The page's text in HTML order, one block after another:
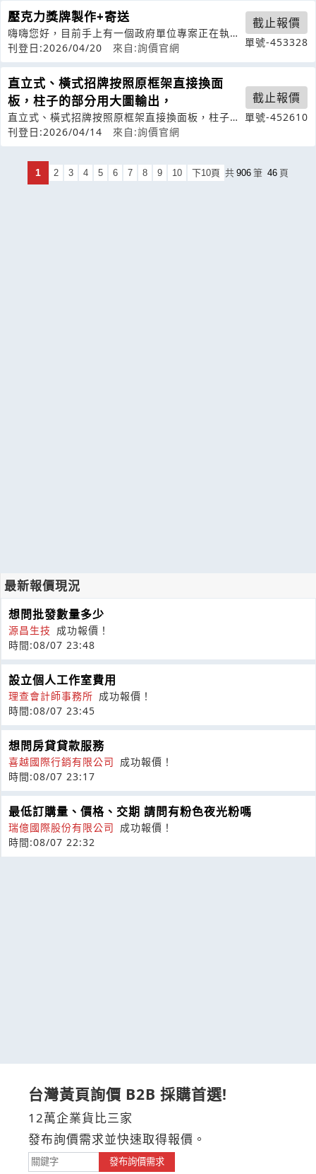
壓克力獎牌製作+寄送
嗨嗨您好，目前手上有一個政府單位專案正在執
行，其中有一個項目會需要製作客制化獎牌
刊登日:2026/04/20 來自:詢價官網
截止報價
單號-453328
直立式、橫式招牌按照原框架直接換面
板，柱子的部分用大圖輸出，
直立式、橫式招牌按照原框架直接換面板，柱子的
部分用大圖輸出，這樣的話可以先報價嗎
刊登日:2026/04/14 來自:詢價官網
截止報價
單號-452610
1 2 3 4 5 6 7 8 9 10 下10頁 共 906 筆 46 頁
最新報價現況
想問批發數量多少
源昌生技 成功報價！
時間:08/07 23:48
設立個人工作室費用
理查會計師事務所 成功報價！
時間:08/07 23:45
想問房貸貸款服務
喜越國際行銷有限公司 成功報價！
時間:08/07 23:17
最低訂購量、價格、交期 請問有粉色夜光粉嗎
瑞億國際股份有限公司 成功報價！
時間:08/07 22:32
台灣黃頁詢價 B2B 採購首選!
12萬企業貨比三家
發布詢價需求並快速取得報價。
發布詢價需求